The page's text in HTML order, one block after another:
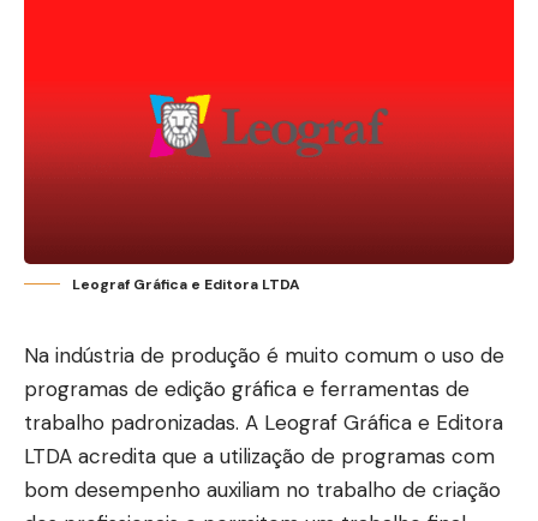
Leograf Gráfica e Editora LTDA
Na indústria de produção é muito comum o uso de
programas de edição gráfica e ferramentas de
trabalho padronizadas. A Leograf Gráfica e Editora
LTDA acredita que a utilização de programas com
bom desempenho auxiliam no trabalho de criação